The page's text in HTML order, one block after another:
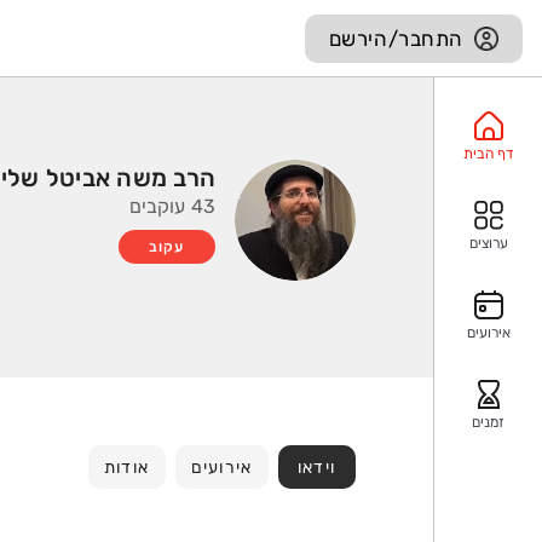
התחבר/הירשם
דף הבית
ערוצים
אירועים
זמנים
הרב משה אביטל
43 עוקבים
עקוב
וידאו אירועים אודות